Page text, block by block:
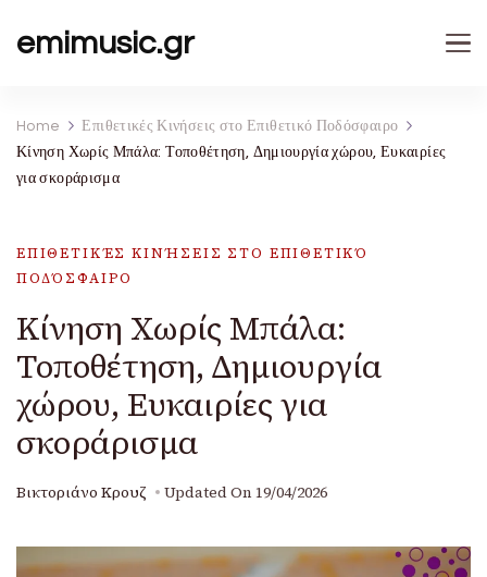
emimusic.gr
Home
Επιθετικές Κινήσεις στο Επιθετικό Ποδόσφαιρο
Κίνηση Χωρίς Μπάλα: Τοποθέτηση, Δημιουργία χώρου, Ευκαιρίες
για σκοράρισμα
ΕΠΙΘΕΤΙΚΈΣ ΚΙΝΉΣΕΙΣ ΣΤΟ ΕΠΙΘΕΤΙΚΌ
ΠΟΔΌΣΦΑΙΡΟ
Κίνηση Χωρίς Μπάλα:
Τοποθέτηση, Δημιουργία
χώρου, Ευκαιρίες για
σκοράρισμα
Βικτοριάνο Κρουζ Updated On 19/04/2026